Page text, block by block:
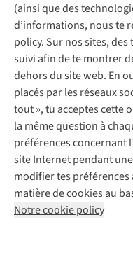
(ainsi que des
d’informations, nous te
policy. Sur nos sites,
suivi afin de te montrer
dehors du site web. En
placés par les réseaux
tout », tu acceptes cette
la même question à
préférences concernant
site Internet pendant
modifier tes
matière de cookies au
Notre cookie policy
Questions fréquentes
Commander
Payer
10 % réduction étudiants
Klarna : post-paiement
Livraison
Retourner
Rétractation d'une
Garantie
Contact
Nos services
Vintage - ReJUsed
Atelier de couture
Personal shopping
Boîte à vêtements
Événements / ateliers
Juttu
Qui sommes-nous ?
Juttu Friends
Inspiration
Travailler chez Juttu
Nos magasins
Le monde de Juttu
Entrepreneuriat
Déclaration d’accessibilité
Abonne-toi à la